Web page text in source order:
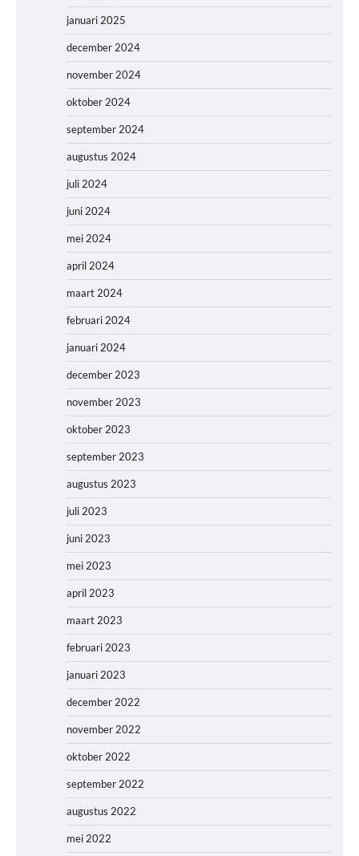
januari 2025
december 2024
november 2024
oktober 2024
september 2024
augustus 2024
juli 2024
juni 2024
mei 2024
april 2024
maart 2024
februari 2024
januari 2024
december 2023
november 2023
oktober 2023
september 2023
augustus 2023
juli 2023
juni 2023
mei 2023
april 2023
maart 2023
februari 2023
januari 2023
december 2022
november 2022
oktober 2022
september 2022
augustus 2022
mei 2022